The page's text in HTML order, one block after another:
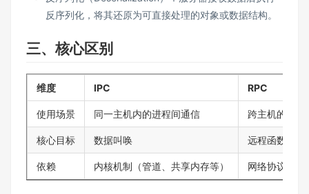
反序列化，将其还原为可直接处理的对象或数据结构。
三、核心区别
维度 IPC RPC
使用场景 同一主机内的进程间通信 跨主机的进程
核心目标 数据叫唤 远程函数调用
依赖 内核机制（管道、共享内存等） 网络协议和